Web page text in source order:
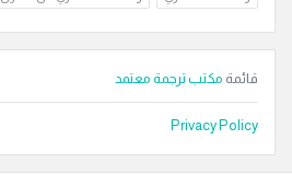
قائمة مكتب ترجمة معتمد
Privacy Policy